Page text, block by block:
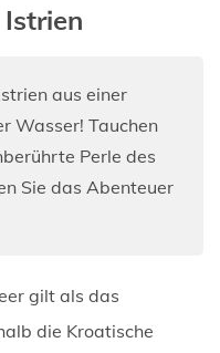
aus einer
Wasser! Tauchen
Perle des
Sie das Abenteuer
gilt als das
die Kroatische